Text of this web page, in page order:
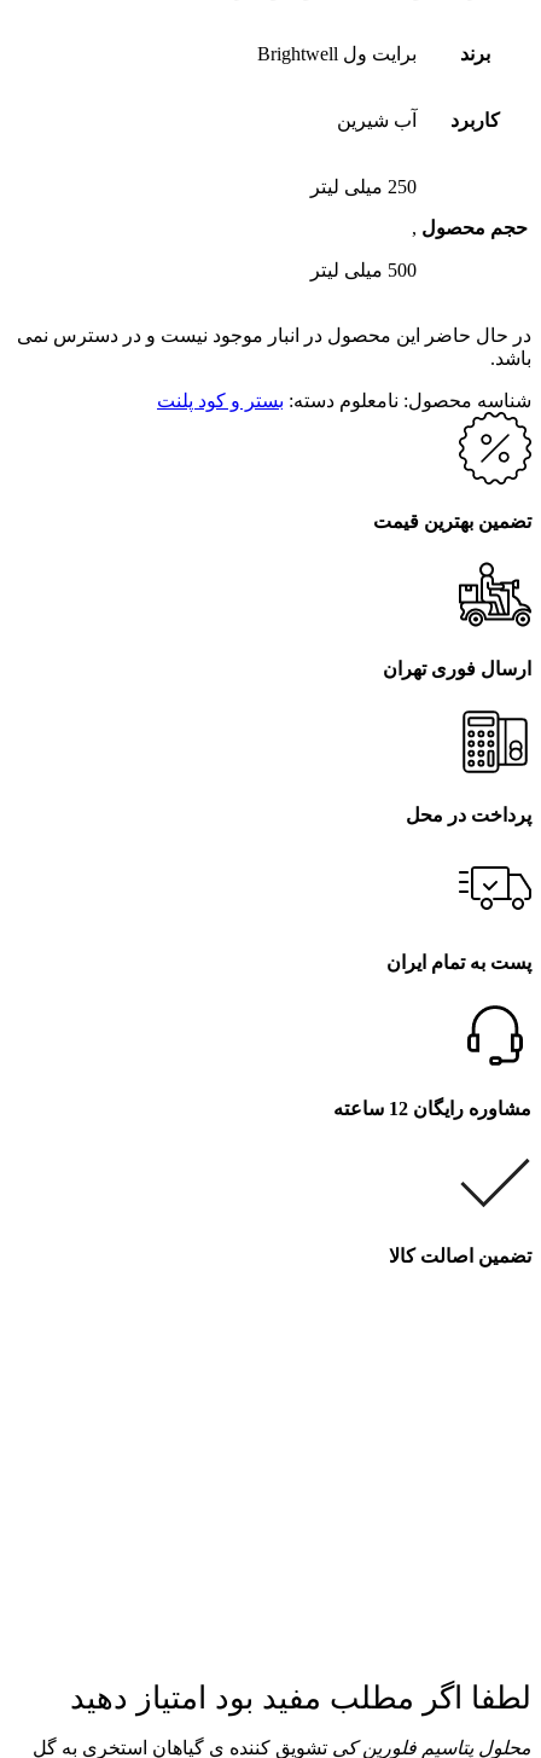
برند برایت ول Brightwell
کاربرد آب شیرین
حجم محصول
250 میلی لیتر
,
500 میلی لیتر
در حال حاضر این محصول در انبار موجود نیست و در دسترس نمی
باشد.
شناسه محصول: نامعلوم دسته: بستر و کود پلنت
تضمین بهترین قیمت
ارسال فوری تهران
پرداخت در محل
پست به تمام ایران
مشاوره رایگان 12 ساعته
تضمین اصالت کالا
لطفا اگر مطلب مفید بود امتیاز دهید
محلول پتاسیم فلورین کی تشویق کننده ی گیاهان استخری به گل